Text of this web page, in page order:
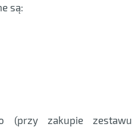
są:
(przy zakupie zestawu